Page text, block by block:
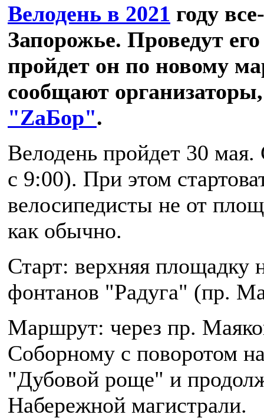
Велодень в 2021 году
Запорожье. Проведут
пройдет он по новому
сообщают организаторы,
"ZаБор".
Велодень пройдет 30 мая.
с 9:00). При этом
велосипедисты не от
как обычно.
Старт: верхняя площадку
фонтанов "Радуга" (пр.
Маршрут: через пр.
Соборному с поворотом
"Дубовой роще" и
Набережной магистрали.